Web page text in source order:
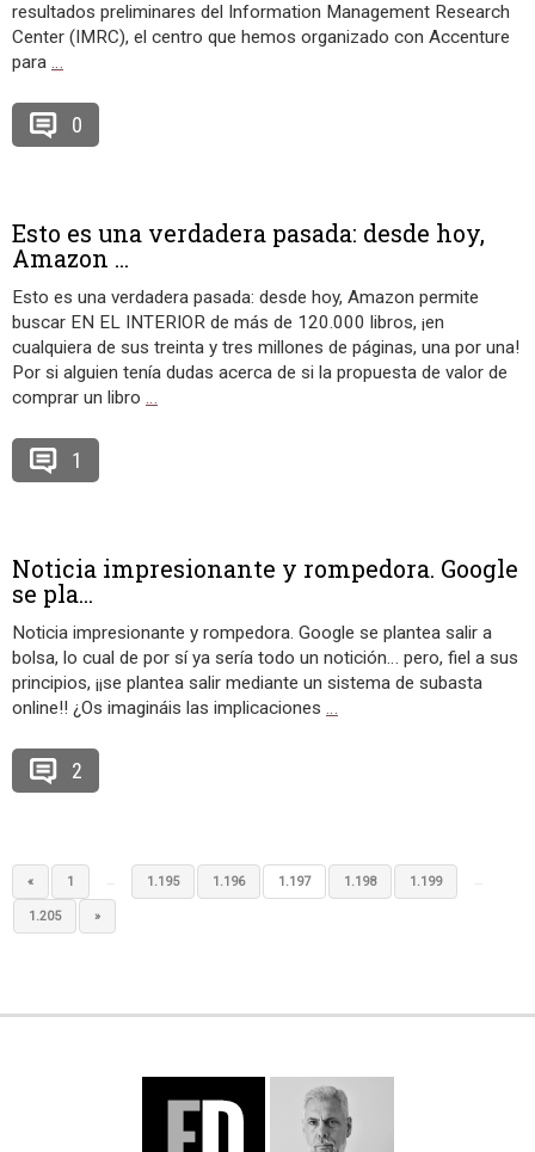
resultados preliminares del Information Management Research
Center (IMRC), el centro que hemos organizado con Accenture
para …
0
Esto es una verdadera pasada: desde hoy,
Amazon ...
Esto es una verdadera pasada: desde hoy, Amazon permite
buscar EN EL INTERIOR de más de 120.000 libros, ¡en
cualquiera de sus treinta y tres millones de páginas, una por una!
Por si alguien tenía dudas acerca de si la propuesta de valor de
comprar un libro …
1
Noticia impresionante y rompedora. Google
se pla...
Noticia impresionante y rompedora. Google se plantea salir a
bolsa, lo cual de por sí ya sería todo un notición… pero, fiel a sus
principios, ¡¡se plantea salir mediante un sistema de subasta
online!! ¿Os imagináis las implicaciones …
2
« 1 … 1.195 1.196 1.197 1.198 1.199 …
1.205 »